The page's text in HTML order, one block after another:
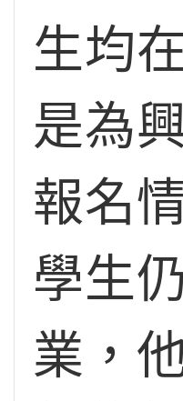
生均
是為
報名
學生
業，